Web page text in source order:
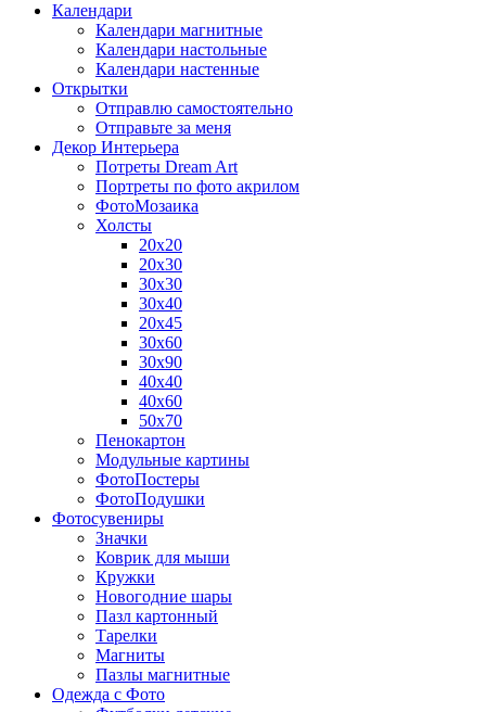
Календари
Календари магнитные
Календари настольные
Календари настенные
Открытки
Отправлю самостоятельно
Отправьте за меня
Декор Интерьера
Потреты Dream Art
Портреты по фото акрилом
ФотоМозаика
Холсты
20х20
20х30
30х30
30х40
20х45
30х60
30х90
40х40
40х60
50х70
Пенокартон
Модульные картины
ФотоПостеры
ФотоПодушки
Фотоcувениры
Значки
Коврик для мыши
Кружки
Новогодние шары
Пазл картонный
Тарелки
Магниты
Пазлы магнитные
Одежда с Фото